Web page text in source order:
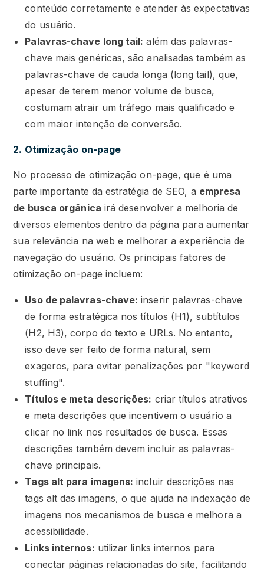
conteúdo corretamente e atender às expectativas
do usuário.
Palavras-chave long tail: além das palavras-
chave mais genéricas, são analisadas também as
palavras-chave de cauda longa (long tail), que,
apesar de terem menor volume de busca,
costumam atrair um tráfego mais qualificado e
com maior intenção de conversão.
2. Otimização on-page
No processo de otimização on-page, que é uma
parte importante da estratégia de SEO, a empresa
de busca orgânica irá desenvolver a melhoria de
diversos elementos dentro da página para aumentar
sua relevância na web e melhorar a experiência de
navegação do usuário. Os principais fatores de
otimização on-page incluem:
Uso de palavras-chave: inserir palavras-chave
de forma estratégica nos títulos (H1), subtítulos
(H2, H3), corpo do texto e URLs. No entanto,
isso deve ser feito de forma natural, sem
exageros, para evitar penalizações por "keyword
stuffing".
Títulos e meta descrições: criar títulos atrativos
e meta descrições que incentivem o usuário a
clicar no link nos resultados de busca. Essas
descrições também devem incluir as palavras-
chave principais.
Tags alt para imagens: incluir descrições nas
tags alt das imagens, o que ajuda na indexação de
imagens nos mecanismos de busca e melhora a
acessibilidade.
Links internos: utilizar links internos para
conectar páginas relacionadas do site, facilitando